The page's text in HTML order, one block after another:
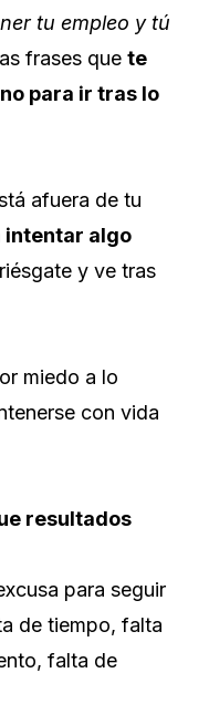
tu empleo y tú
frases que te
para ir tras lo
afuera de tu
intentar algo
y ve tras
miedo a lo
con vida
resultados
para seguir
de tiempo, falta
falta de